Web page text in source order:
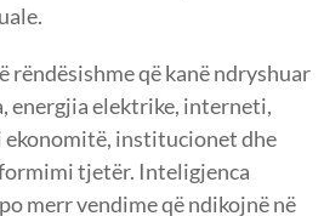
që kanë ndryshuar
energjia elektrike, interneti,
ekonomitë, institucionet dhe
tjetër. Inteligjenca
merr vendime që ndikojnë në